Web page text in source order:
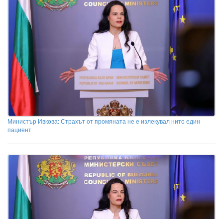
Министър Ивкова: Страхът от промяната не е излекувал нито един
пациент